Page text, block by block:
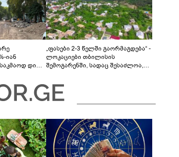
იან
დიდი
„ფასები 2-3 წელში გაორმაგდება“ -
ლოკაციები თბილისის
შემოგარენში, სადაც შესაძლოა,